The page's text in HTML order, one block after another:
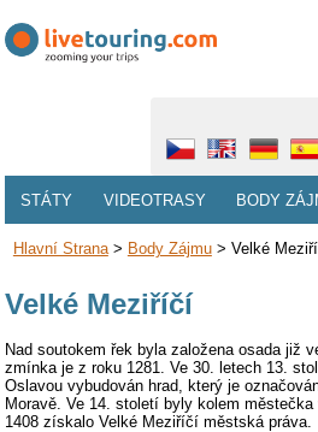
STÁTY VIDEOTRASY BODY
Hlavní Strana> Body Zájmu> Velké
Velké Meziříčí
Nad soutokem řek byla založena osada již
zmínka je z roku 1281. Ve 30. letech 13.
Oslavou vybudován hrad, který je
Moravě. Ve 14. století byly kolem
1408 získalo Velké Meziříčí městská práva.